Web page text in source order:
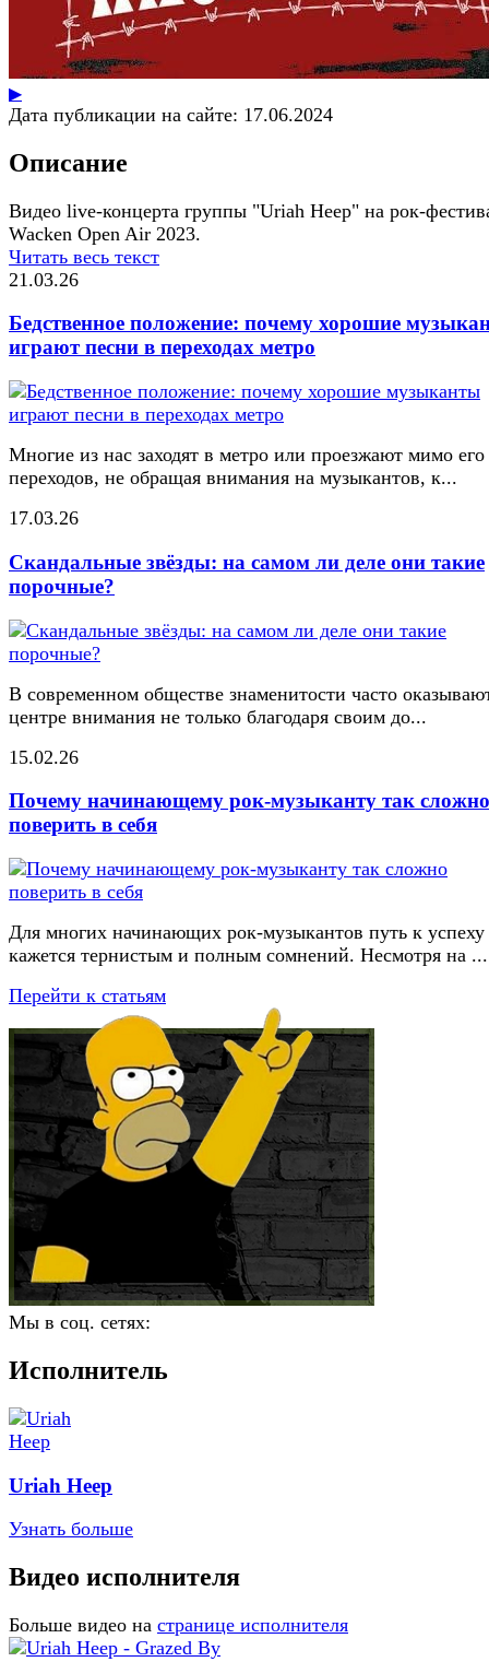
▶
Дата публикации на сайте: 17.06.2024
Описание
Видео live-концерта группы "Uriah Heep" на рок-
Wacken Open Air 2023.
Читать весь текст
21.03.26
Бедственное положение: почему хорошие
играют песни в переходах метро
Многие из нас заходят в метро или проезжают мимо его
переходов, не обращая внимания на музыкантов, к...
17.03.26
Скандальные звёзды: на самом ли деле они такие
порочные?
В современном обществе знаменитости часто
центре внимания не только благодаря своим до...
15.02.26
Почему начинающему рок-музыканту так сложно
поверить в себя
Для многих начинающих рок-музыкантов путь к успеху
кажется тернистым и полным сомнений. Несмотря на ...
Перейти к статьям
Мы в соц. сетях:
Исполнитель
Uriah Heep
Узнать больше
Видео исполнителя
Больше видео на странице исполнителя